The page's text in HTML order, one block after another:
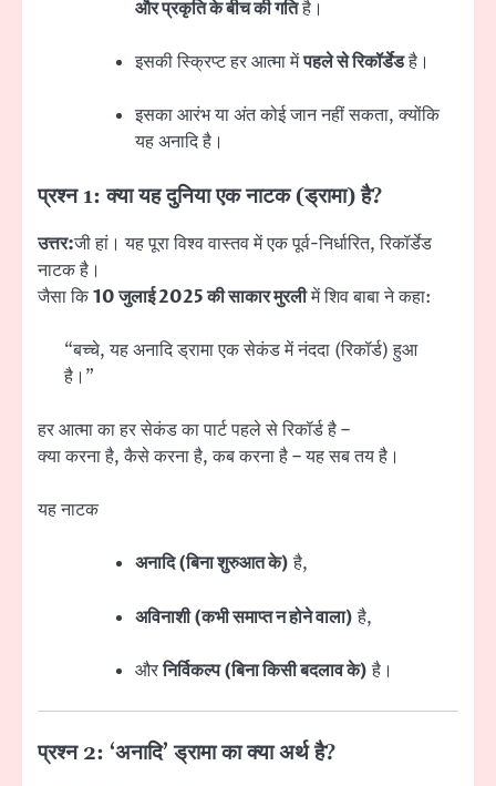
और प्रकृति के बीच की गतिहै।
इसकी स्क्रिप्ट हर आत्मा मेंपहले से रिकॉर्डेडहै।
इसका आरंभ या अंत कोई जान नहीं सकता, क्योंकि
यह अनादि है।
प्रश्न 1: क्या यह दुनिया एक नाटक (ड्रामा) है?
उत्तर:जी हां। यह पूरा विश्व वास्तव में एक पूर्व-निर्धारित, रिकॉर्डेड
नाटक है।
जैसा कि10 जुलाई 2025 की साकार मुरलीमें शिव बाबा ने कहा:
“बच्चे, यह अनादि ड्रामा एक सेकंड में नंददा (रिकॉर्ड) हुआ
है।”
हर आत्मा का हर सेकंड का पार्ट पहले से रिकॉर्ड है –
क्या करना है, कैसे करना है, कब करना है – यह सब तय है।
यह नाटक
अनादि (बिना शुरुआत के)है,
अविनाशी (कभी समाप्त न होने वाला)है,
औरनिर्विकल्प (बिना किसी बदलाव के)है।
प्रश्न 2: ‘अनादि’ ड्रामा का क्या अर्थ है?